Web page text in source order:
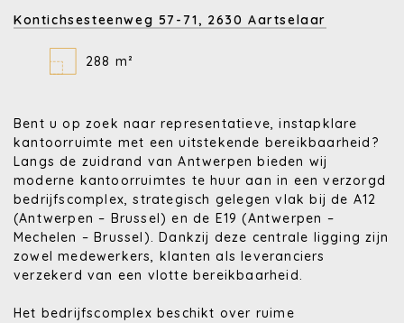
Kontichsesteenweg 57-71, 2630 Aartselaar
288 m²
Bent u op zoek naar representatieve, instapklare
kantoorruimte met een uitstekende bereikbaarheid?
Langs de zuidrand van Antwerpen bieden wij
moderne kantoorruimtes te huur aan in een verzorgd
bedrijfscomplex, strategisch gelegen vlak bij de A12
(Antwerpen – Brussel) en de E19 (Antwerpen –
Mechelen – Brussel). Dankzij deze centrale ligging zijn
zowel medewerkers, klanten als leveranciers
verzekerd van een vlotte bereikbaarheid.
Het bedrijfscomplex beschikt over ruime